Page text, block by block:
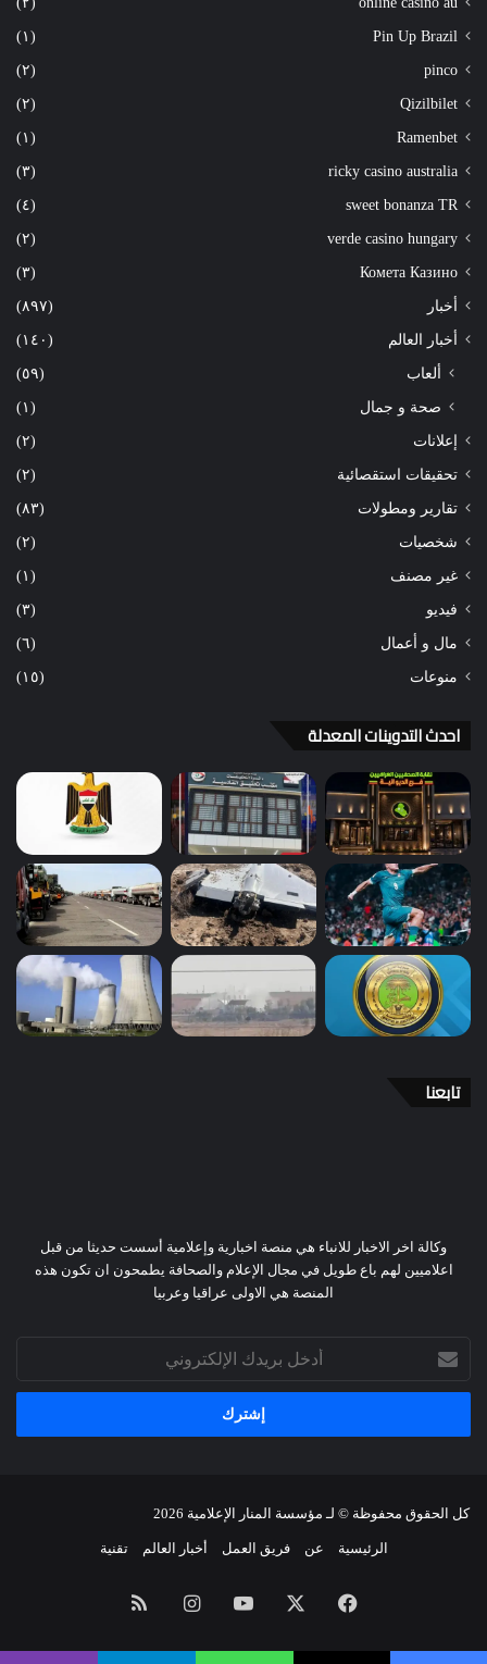
Pin Up Brazil (١)
pinco (٢)
Qizilbilet (٢)
Ramenbet (١)
ricky casino australia (٣)
sweet bonanza TR (٤)
verde casino hungary (٢)
Комета Казино (٣)
أخبار (٨٩٧)
أخبار العالم (١٤٠)
ألعاب
(٥٩)
صحة و جمال
(١)
إعلانات (٢)
تحقيقات استقصائية (٢)
تقارير ومطولات (٨٣)
شخصيات (٢)
غير مصنف (١)
فيديو (٣)
مال و أعمال (٦)
منوعات (١٥)
احدث التدوينات المعدلة
تابعنا
وكالة اخر الاخبار للانباء هي منصة اخبارية وإعلامية أسست حديثا من قبل
اعلاميين لهم باع طويل في مجال الإعلام والصحافة يطمحون ان تكون هذه
المنصة هي الاولى عراقيا وعربيا
بريدك
الإلكتروني
كل الحقوق محفوظة © لـ مؤسسة المنار الإعلامية
الرئيسية عن فريق العمل أخبار العالم تقنية
فيسبوك يوتيوبانستقرامملخص
الموقع